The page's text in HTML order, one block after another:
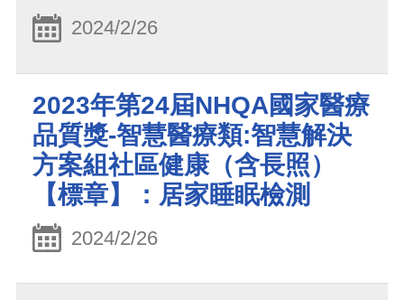
2024/2/26
2023年第24屆NHQA國家醫療
品質獎-智慧醫療類:智慧解決
方案組社區健康（含長照）
【標章】：居家睡眠檢測
2024/2/26